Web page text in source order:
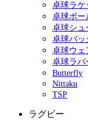
卓球ラケ
卓球ボー
卓球シュ
卓球バッ
卓球ウェ
卓球ラバ
Butterfly
Nittaku
TSP
ラグビー